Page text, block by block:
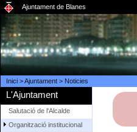
Ajuntament de Blanes
Inici>Ajuntament> Noticies
L'Ajuntament
Salutació de l'Alcalde
Organització institucional